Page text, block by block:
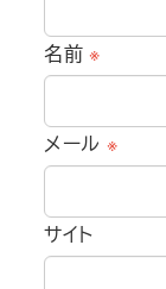
名前※
メール ※
サイト